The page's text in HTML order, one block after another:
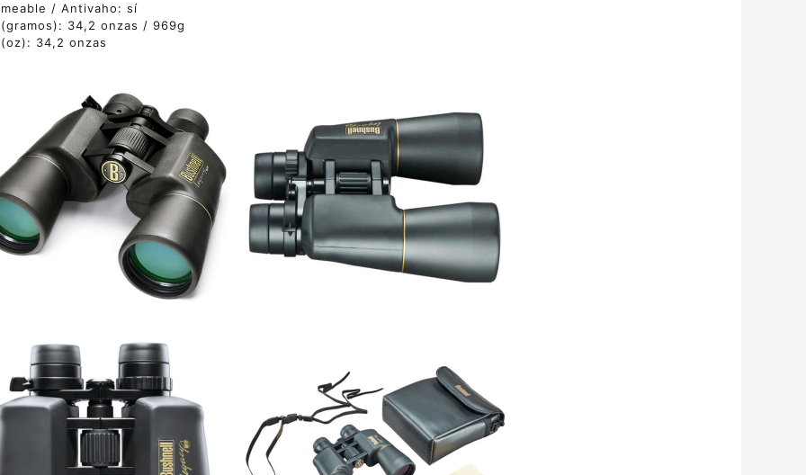
/ Antivaho: sí
34,2 onzas / 969g
34,2 onzas